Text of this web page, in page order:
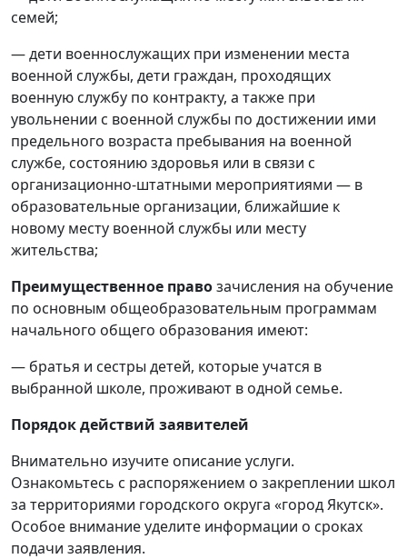
семей;
— дети военнослужащих при изменении места
военной службы, дети граждан, проходящих
военную службу по контракту, а также при
увольнении с военной службы по достижении ими
предельного возраста пребывания на военной
службе, состоянию здоровья или в связи с
организационно‑штатными мероприятиями — в
образовательные организации, ближайшие к
новому месту военной службы или месту
жительства;
Преимущественное правозачисления на обучение
по основным общеобразовательным программам
начального общего образования имеют:
— братья и сестры детей, которые учатся в
выбранной школе, проживают в одной семье.
Порядок действий заявителей
Внимательно изучите описание услуги.
Ознакомьтесь с распоряжением о закреплении школ
за территориями городского округа «город Якутск».
Особое внимание уделите информации о сроках
подачи заявления.